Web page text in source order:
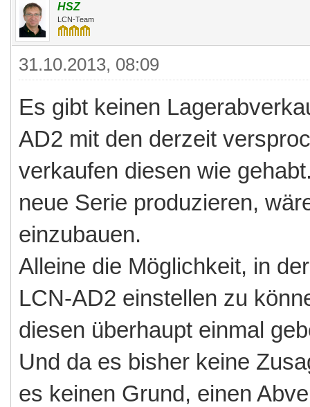
HSZ
LCN-Team
31.10.2013, 08:09
Es gibt keinen
AD2 mit den derzeit
verkaufen diesen wie
neue Serie produzieren,
einzubauen.
Alleine die Möglichkeit, in
LCN-AD2 einstellen zu
diesen überhaupt einmal
Und da es bisher keine
es keinen Grund, einen